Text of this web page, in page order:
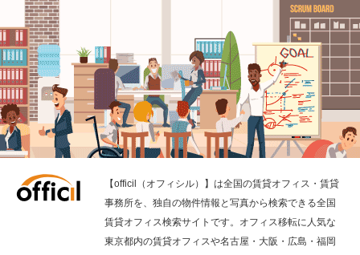
【officil（オフィシル）】は全国の賃貸オフィス・賃貸
事務所を、独自の物件情報と写真から検索できる全国
賃貸オフィス検索サイトです。オフィス移転に人気な
東京都内の賃貸オフィスや名古屋・大阪・広島・福岡